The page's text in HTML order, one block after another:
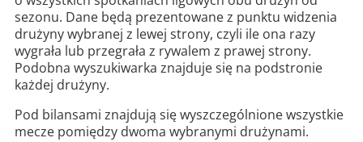
sezonu. Dane będą prezentowane z punktu widzenia
drużyny wybranej z lewej strony, czyli ile ona razy
wygrała lub przegrała z rywalem z prawej strony.
Podobna wyszukiwarka znajduje się na podstronie
każdej drużyny.
Pod bilansami znajdują się wyszczególnione wszystkie
mecze pomiędzy dwoma wybranymi drużynami.